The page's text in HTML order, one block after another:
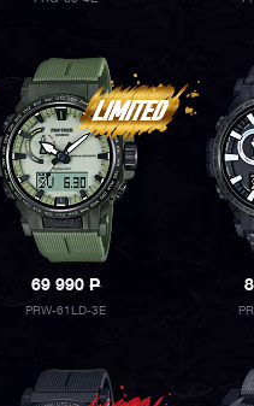
69 990P
PRW-61LD-3E